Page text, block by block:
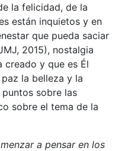
la felicidad, de la
están inquietos y en
que pueda saciar
2015), nostalgia
creado y que es Él
la belleza y la
sobre las
sobre el tema de la
a pensar en los